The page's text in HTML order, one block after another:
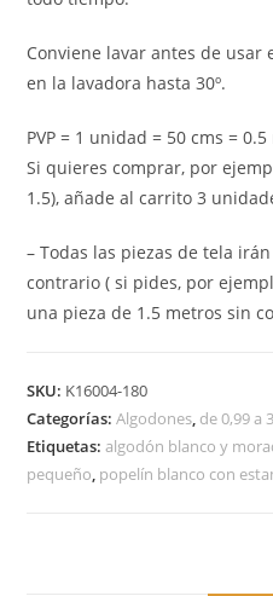
Conviene lavar antes de
en la lavadora hasta 30º.
PVP = 1 unidad = 50 cms = 0.5
Si quieres comprar, por
1.5), añade al carrito 3
– Todas las piezas de tela
contrario ( si pides, por
una pieza de 1.5 metros sin
SKU: K16004-180
Categorías:Algodones, de 0,99 a
Etiquetas:algodón blanco y
pequeño, popelín blanco con